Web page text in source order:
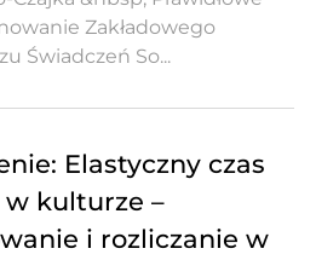
Zakładowego
Świadczeń So...
Elastyczny czas
w kulturze –
i rozliczanie w